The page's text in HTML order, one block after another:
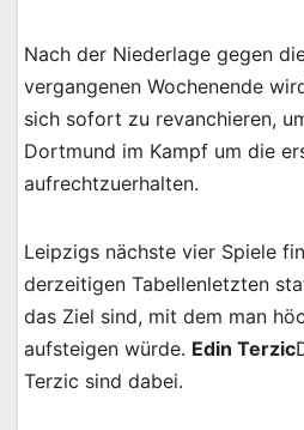
Nach der Niederlage gegen
vergangenen Wochenende
sich sofort zu revanchieren,
Dortmund im Kampf um die
aufrechtzuerhalten.
Leipzigs nächste vier Spiele
derzeitigen Tabellenletzten
das Ziel sind, mit dem man
aufsteigen würde. Edin Terzic
Terzic sind dabei.